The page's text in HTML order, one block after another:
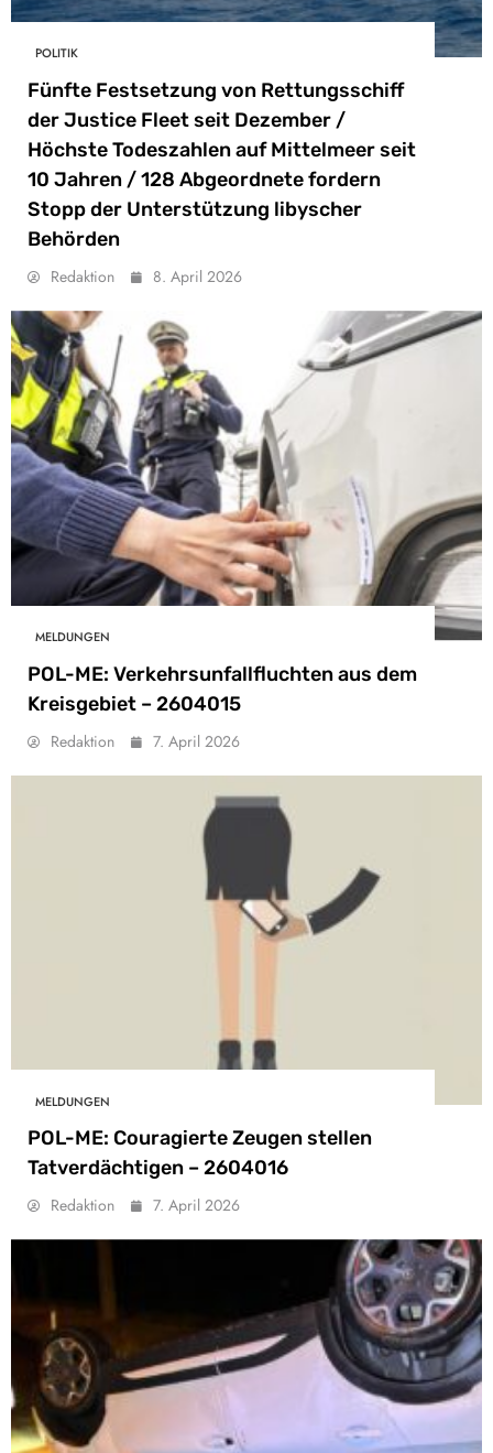
POLITIK
Fünfte Festsetzung von Rettungsschiff
der Justice Fleet seit Dezember /
Höchste Todeszahlen auf Mittelmeer seit
10 Jahren / 128 Abgeordnete fordern
Stopp der Unterstützung libyscher
Behörden
Redaktion 8. April 2026
MELDUNGEN
POL-ME: Verkehrsunfallfluchten aus dem
Kreisgebiet – 2604015
Redaktion 7. April 2026
MELDUNGEN
POL-ME: Couragierte Zeugen stellen
Tatverdächtigen – 2604016
Redaktion 7. April 2026